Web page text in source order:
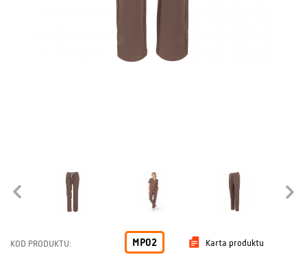
KOD PRODUKTU: MP02 Karta produktu